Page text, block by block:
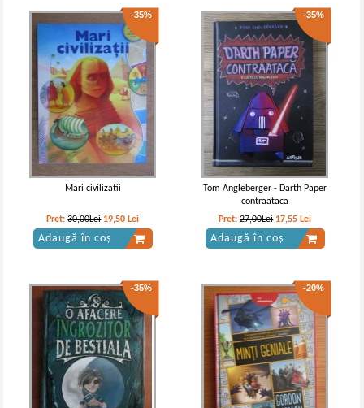
-35%
Mari civilizatii
Pret:30,00Lei 19,50 Lei
Adaugă în coș
-35%
Tom Angleberger - Darth Paper
contraataca
Pret:27,00Lei 17,55 Lei
Adaugă în coș
-35% -20%